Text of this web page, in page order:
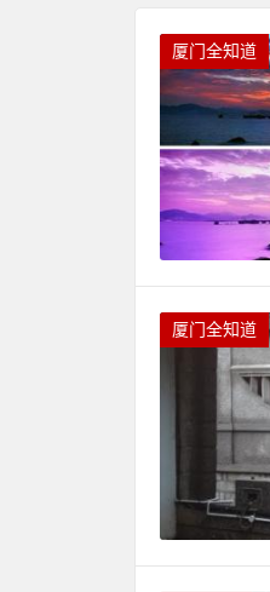
厦门全知道
厦门全知道